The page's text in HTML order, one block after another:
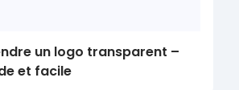
un logo transparent –
et facile